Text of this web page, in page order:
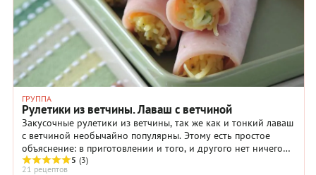
ГРУППА
Рулетики из ветчины. Лаваш с ветчиной
Закусочные рулетики из ветчины, так же как и тонкий лаваш
с ветчиной необычайно популярны. Этому есть простое
объяснение: в приготовлении и того, и другого нет ничего
сложного, готовятся они быстро, ...
5 (3)
21 рецептов